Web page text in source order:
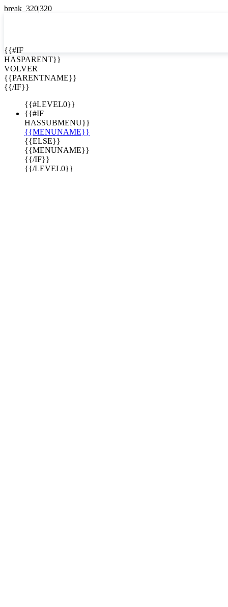

EN
ES
{{#IF
HASPARENT}}
VOLVER
{{PARENTNAME}}
{{/IF}}
{{#LEVEL0}}
{{#IF
HASSUBMENU}}
{{MENUNAME}}
{{ELSE}}
{{MENUNAME}}
{{/IF}}
{{/LEVEL0}}